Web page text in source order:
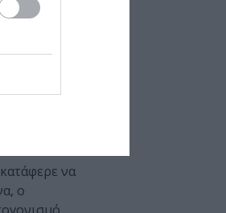
παράστασης
και
κήπο.
να
ο